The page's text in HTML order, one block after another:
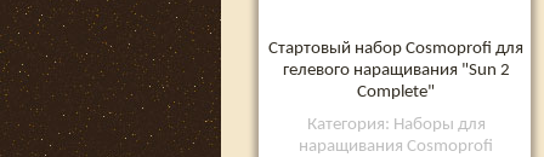
Стартовый набор Cosmoprofi для
гелевого наращивания "Sun 2
Complete"
Категория: Наборы для
наращивания Cosmoprofi